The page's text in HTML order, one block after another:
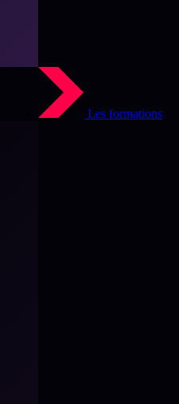
Les formations